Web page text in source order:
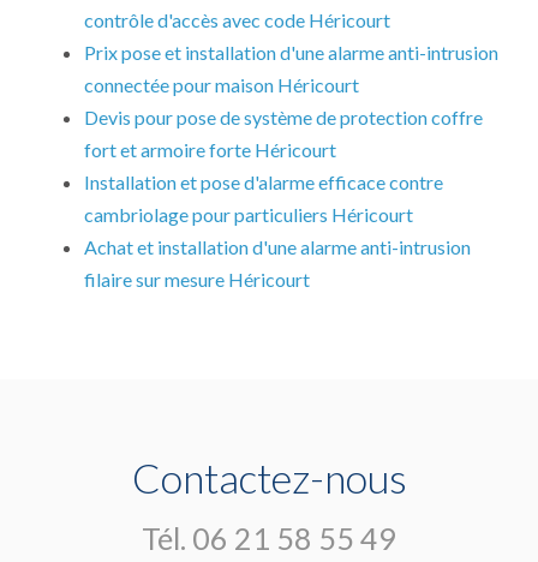
contrôle d'accès avec code Héricourt
Prix pose et installation d'une alarme anti-intrusion
connectée pour maison Héricourt
Devis pour pose de système de protection coffre
fort et armoire forte Héricourt
Installation et pose d'alarme efficace contre
cambriolage pour particuliers Héricourt
Achat et installation d'une alarme anti-intrusion
filaire sur mesure Héricourt
Contactez-nous
Tél. 06 21 58 55 49